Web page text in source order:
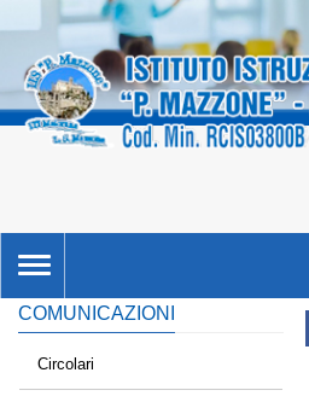
TOGGLE
NAVIGATION
COMUNICAZIONI
Circolari